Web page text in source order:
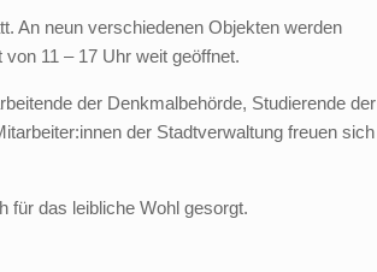
An neun verschiedenen Objekten werden
11 – 17 Uhr weit geöffnet.
der Denkmalbehörde, Studierende der
der Stadtverwaltung freuen sich
für das leibliche Wohl gesorgt.